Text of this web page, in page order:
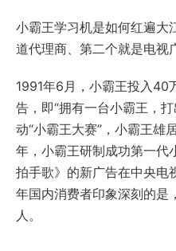
小霸王学习机是如何红遍大
道代理商、第二个就是电视
1991年6月，小霸王投入40
告，即“拥有一台小霸王，
动“小霸王大赛”，小霸王雄
年，小霸王研制成功第一代
拍手歌》的新广告在中央电
年国内消费者印象深刻的是
人。